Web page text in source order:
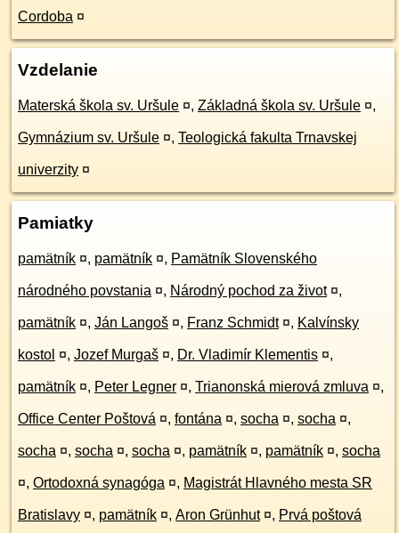
Cordoba ¤
Vzdelanie
Materská škola sv. Uršule ¤, Základná škola sv. Uršule ¤,
Gymnázium sv. Uršule ¤, Teologická fakulta Trnavskej
univerzity ¤
Pamiatky
pamätník ¤, pamätník ¤, Pamätník Slovenského
národného povstania ¤, Národný pochod za život ¤,
pamätník ¤, Ján Langoš ¤, Franz Schmidt ¤, Kalvínsky
kostol ¤, Jozef Murgaš ¤, Dr. Vladimír Klementis ¤,
pamätník ¤, Peter Legner ¤, Trianonská mierová zmluva ¤,
Office Center Poštová ¤, fontána ¤, socha ¤, socha ¤,
socha ¤, socha ¤, socha ¤, pamätník ¤, pamätník ¤, socha
¤, Ortodoxná synagóga ¤, Magistrát Hlavného mesta SR
Bratislavy ¤, pamätník ¤, Aron Grünhut ¤, Prvá poštová